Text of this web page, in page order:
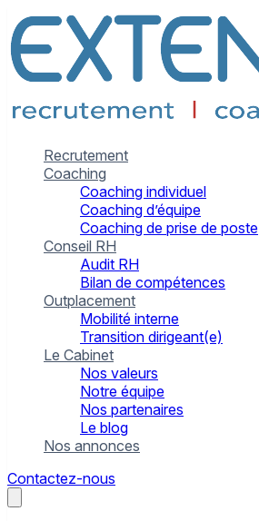
Recrutement
Coaching
Coaching individuel
Coaching d’équipe
Coaching de prise de poste
Conseil RH
Audit RH
Bilan de compétences
Outplacement
Mobilité interne
Transition dirigeant(e)
Le Cabinet
Nos valeurs
Notre équipe
Nos partenaires
Le blog
Nos annonces
Contactez-nous